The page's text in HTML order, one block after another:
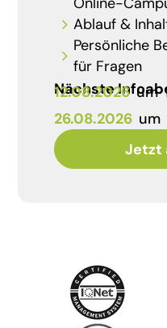
5Ablauf &
5 Persönliche
für Fragen
Nächste
12.08.2026 um
26.08.2026 um
Jetzt